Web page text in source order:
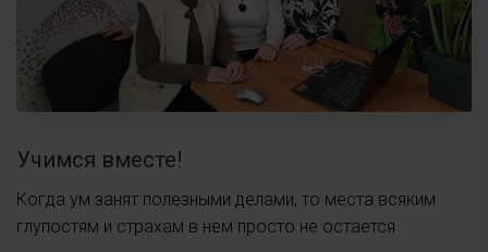
Учимся вместе!
Когда ум занят полезными делами, то места всяким
глупостям и страхам в нем просто не остается